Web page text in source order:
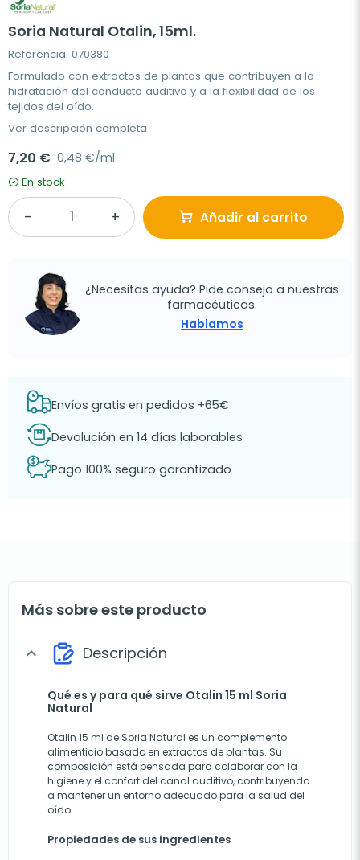
Soria Natural Otalin, 15ml.
Referencia: 070380
Formulado con extractos de plantas que contribuyen a la
hidratación del conducto auditivo y a la flexibilidad de los
tejidos del oído.
Ver descripción completa
7,20 € 0,48 €/ml
En stock
Añadir al carrito
¿Necesitas ayuda? Pide consejo a nuestras
farmacéuticas.
Hablamos
Envíos gratis en pedidos +65€
Devolución en 14 días laborables
Pago 100% seguro garantizado
Más sobre este producto
expand_more Descripción
Qué es y para qué sirve Otalin 15 ml Soria
Natural
Otalin 15 ml de Soria Natural es un complemento
alimenticio basado en extractos de plantas. Su
composición está pensada para colaborar con la
higiene y el confort del canal auditivo, contribuyendo
a mantener un entorno adecuado para la salud del
oído.
Propiedades de sus ingredientes